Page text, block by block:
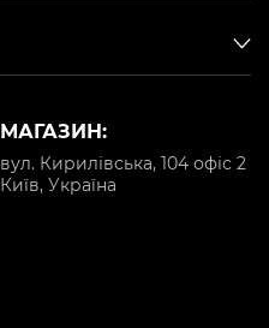
МАГАЗИН:
вул. Кирилівська, 104 офіс 2
Київ, Україна